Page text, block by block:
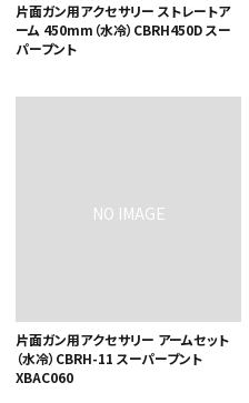
ガレージ機器
補助金で購入
片面ガン用アクセサリー ストレートア
ーム 450mm（水冷）CBRH450D スー
パープント
片面ガン用アクセサリー アームセット
（水冷）CBRH-11 スーパープント
XBAC060